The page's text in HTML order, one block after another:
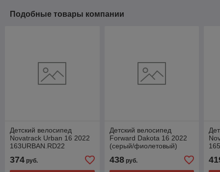
Подобные товары компании
Детский велосипед
Novatrack Urban 16 2022
163URBAN.RD22
374 руб.
Детский велосипед
Forward Dakota 16 2022
(серый/фиолетовый)
438руб.